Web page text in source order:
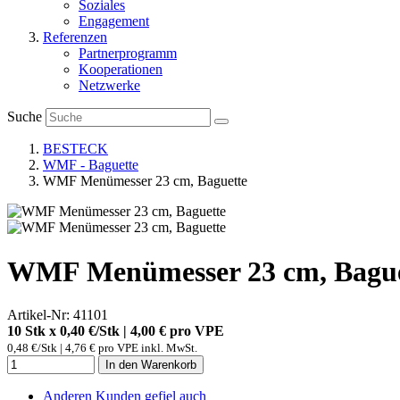
Soziales
Engagement
Referenzen
Partnerprogramm
Kooperationen
Netzwerke
Suche
BESTECK
WMF - Baguette
WMF Menümesser 23 cm, Baguette
WMF Menümesser 23 cm,
Artikel-Nr: 41101
10 Stk x 0,40 €/Stk | 4,00 € pro VPE
0,48 €/Stk | 4,76 € pro VPE inkl. MwSt.
In den Warenkorb
Anderen Kunden gefiel auch